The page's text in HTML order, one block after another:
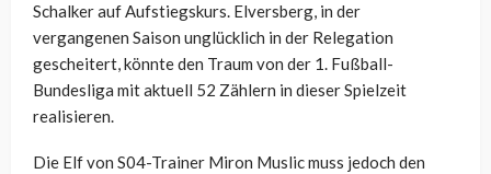
Schalker auf Aufstiegskurs. Elversberg, in der
vergangenen Saison unglücklich in der Relegation
gescheitert, könnte den Traum von der 1. Fußball-
Bundesliga mit aktuell 52 Zählern in dieser Spielzeit
realisieren.
Die Elf von S04-Trainer Miron Muslic muss jedoch den